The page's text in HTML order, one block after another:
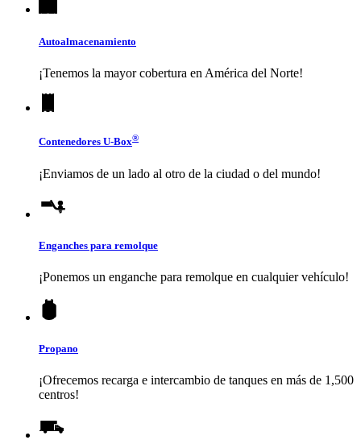
Autoalmacenamiento
¡Tenemos la mayor cobertura en América del Norte!
Contenedores U-Box®
¡Enviamos de un lado al otro de la ciudad o del mundo!
Enganches para remolque
¡Ponemos un enganche para remolque en cualquier vehículo!
Propano
¡Ofrecemos recarga e intercambio de tanques en más de 1,500
centros!